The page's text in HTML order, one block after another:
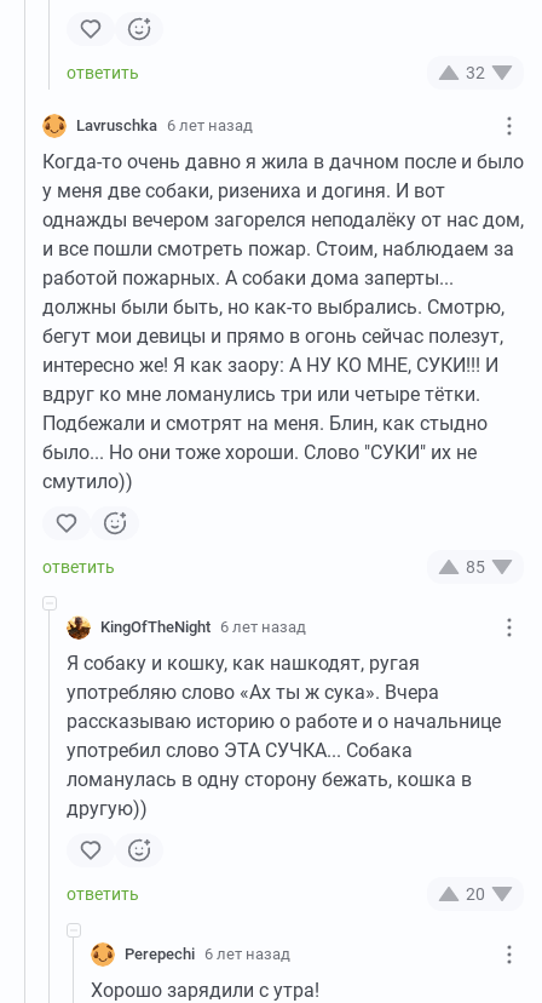
32
Lavruschka 6 лет назад
Когда-то очень давно я жила в дачном после и было
у меня две собаки, ризениха и догиня. И вот
однажды вечером загорелся неподалëку от нас дом,
и все пошли смотреть пожар. Стоим, наблюдаем за
работой пожарных. А собаки дома заперты...
должны были быть, но как-то выбрались. Смотрю,
бегут мои девицы и прямо в огонь сейчас полезут,
интересно же! Я как заору: А НУ КО МНЕ, СУКИ!!! И
вдруг ко мне ломанулись три или четыре тëтки.
Подбежали и смотрят на меня. Блин, как стыдно
было... Но они тоже хороши. Слово "СУКИ" их не
смутило))
85
KingOfTheNight 6 лет назад
Я собаку и кошку, как нашкодят, ругая
употребляю слово «Ах ты ж сука». Вчера
рассказываю историю о работе и о начальнице
употребил слово ЭТА СУЧКА... Собака
ломанулась в одну сторону бежать, кошка в
другую))
20
Perepechi 6 лет назад
Хорошо зарядили с утра!